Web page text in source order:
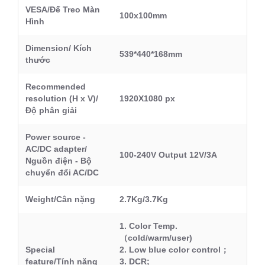
VESA/Đế Treo Màn
Hình
100x100mm
Dimension/ Kích
thước
539*440*168mm
Recommended
resolution (H x V)/
Độ phân giải
1920X1080 px
Power source -
AC/DC adapter/
Nguồn điện - Bộ
chuyển đổi AC/DC
100-240V Output 12V/3A
Weight/Cân nặng 2.7Kg/3.7Kg
Special
feature/Tính năng
1. Color Temp.
（cold/warm/user)
2. Low blue color control；
3. DCR;